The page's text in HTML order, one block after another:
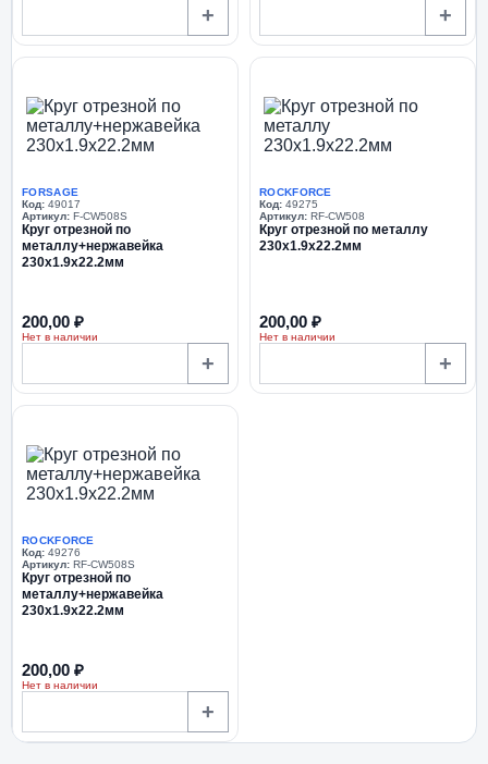
+ +
FORSAGE
Код: 49017
Артикул: F-CW508S
Круг отрезной по
металлу+нержавейка
230x1.9x22.2мм
200,00 ₽
Нет в наличии
+
ROCKFORCE
Код: 49275
Артикул: RF-CW508
Круг отрезной по металлу
230x1.9x22.2мм
200,00 ₽
Нет в наличии
+
ROCKFORCE
Код: 49276
Артикул: RF-CW508S
Круг отрезной по
металлу+нержавейка
230x1.9x22.2мм
200,00 ₽
Нет в наличии
+